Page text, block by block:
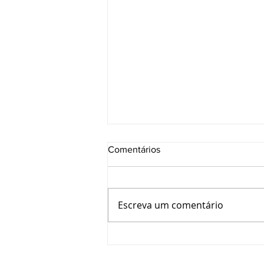
Comentários
Escreva um comentário